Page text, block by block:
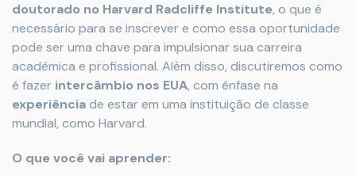
doutorado no Harvard Radcliffe Institute, o que é
necessário para se inscrever e como essa oportunidade
pode ser uma chave para impulsionar sua carreira
acadêmica e profissional. Além disso, discutiremos como
é fazer intercâmbio nos EUA, com ênfase na
experiênciade estar em uma instituição de classe
mundial, como Harvard.
O que você vai aprender: